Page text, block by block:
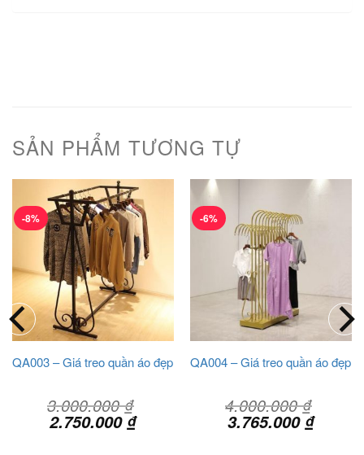
SẢN PHẨM TƯƠNG TỰ
-8%
QA003 – Giá treo quần áo đẹp
3.000.000₫
Giá
2.750.000₫Giá
-6%
QA004 – Giá treo quần áo đẹp
4.000.000₫
Giá
3.765.000₫Giá